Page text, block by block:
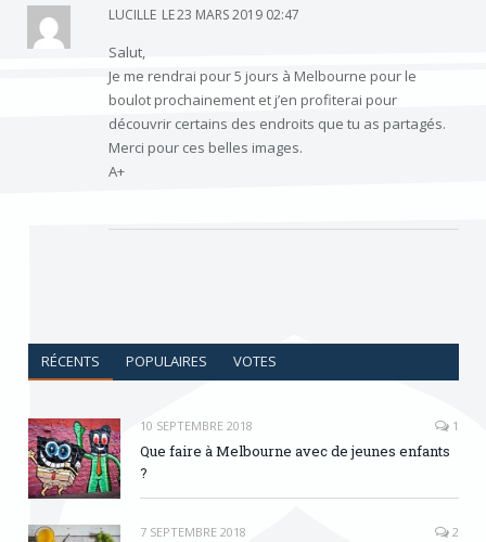
LUCILLE LE23 MARS 2019 02:47
Salut,
Je me rendrai pour 5 jours à Melbourne pour le
boulot prochainement et j’en profiterai pour
découvrir certains des endroits que tu as partagés.
Merci pour ces belles images.
A+
RÉCENTS POPULAIRES VOTES
10 SEPTEMBRE 2018 1
Que faire à Melbourne avec de jeunes enfants
?
7 SEPTEMBRE 2018 2